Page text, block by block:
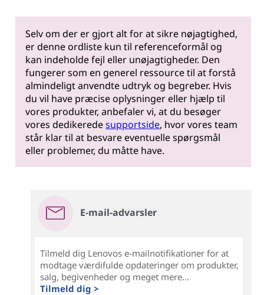
Selv om der er gjort alt for at sikre nøjagtighed,
er denne ordliste kun til referenceformål og
kan indeholde fejl eller unøjagtigheder. Den
fungerer som en generel ressource til at forstå
almindeligt anvendte udtryk og begreber. Hvis
du vil have præcise oplysninger eller hjælp til
vores produkter, anbefaler vi, at du besøger
vores dedikeredesupportside, hvor vores team
står klar til at besvare eventuelle spørgsmål
eller problemer, du måtte have.
E-mail-advarsler
Tilmeld dig Lenovos e-mailnotifikationer for at
modtage værdifulde opdateringer om produkter,
salg, begivenheder og meget mere...
Tilmeld dig >